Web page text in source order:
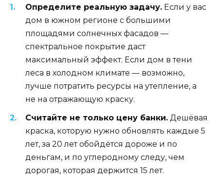
Определите реальную задачу. Если у вас
дом в южном регионе с большими
площадями солнечных фасадов —
спектральное покрытие даст
максимальный эффект. Если дом в тени
леса в холодном климате — возможно,
лучше потратить ресурсы на утепление, а
не на отражающую краску.
Считайте не только цену банки. Дешёвая
краска, которую нужно обновлять каждые 5
лет, за 20 лет обойдётся дороже и по
деньгам, и по углеродному следу, чем
дорогая, которая держится 15 лет.